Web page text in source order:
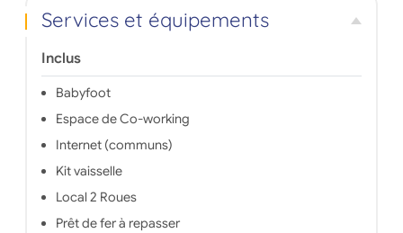
Services et équipements
Inclus
Babyfoot
Espace de Co-working
Internet (communs)
Kit vaisselle
Local 2 Roues
Prêt de fer à repasser